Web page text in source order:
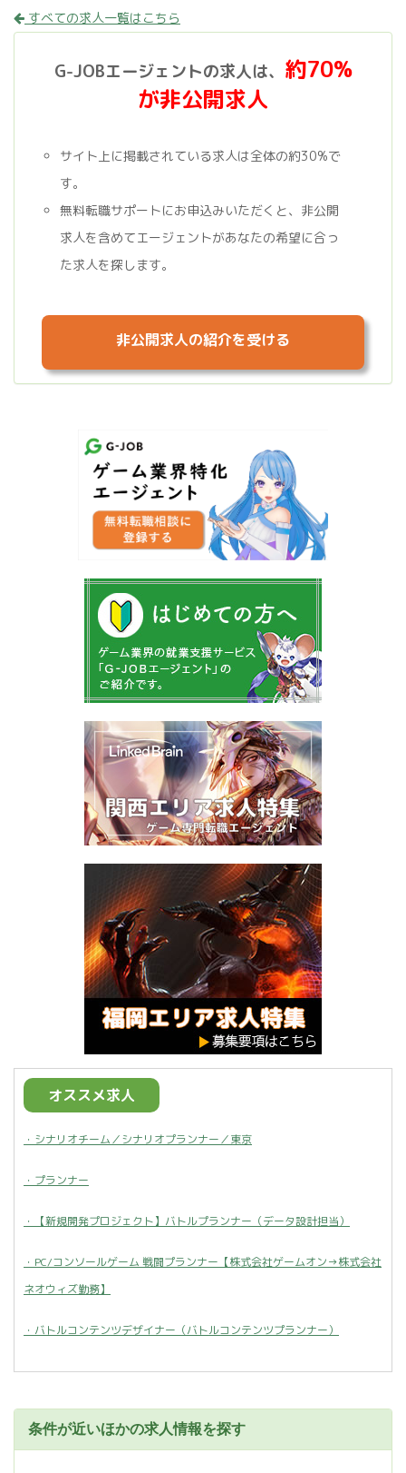
すべての求人一覧はこちら
G-JOBエージェントの求人は、 約70%
が非公開求人
サイト上に掲載されている求人は全体の約30%で
す。
無料転職サポートにお申込みいただくと、非公開
求人を含めてエージェントがあなたの希望に合っ
た求人を探します。
非公開求人の紹介を受ける
オススメ求人
・シナリオチーム／シナリオプランナー／東京
・プランナー
・【新規開発プロジェクト】バトルプランナー（データ設計担当）
・PC/コンソールゲーム 戦闘プランナー【株式会社ゲームオン→株式会社
ネオウィズ勤務】
・バトルコンテンツデザイナー（バトルコンテンツプランナー）
条件が近いほかの求人情報を探す